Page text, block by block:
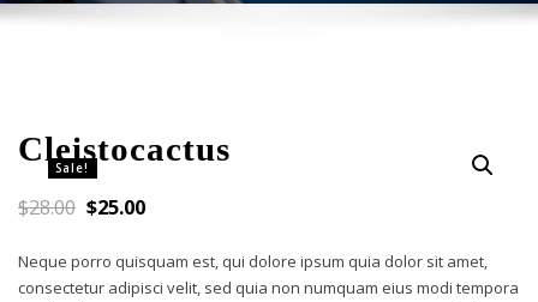
Sale!
Cleistocactus
$28.00 $25.00
Neque porro quisquam est, qui dolore ipsum quia dolor sit amet,
consectetur adipisci velit, sed quia non numquam eius modi tempora